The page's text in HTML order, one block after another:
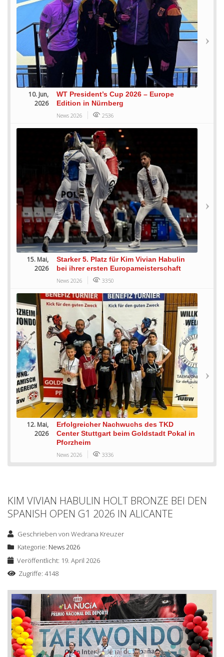
10. Jun,
2026
WT President’s Cup 2026 – Europe
Edition in Nürnberg
News 2026 2536
15. Mai,
2026
Starker 5. Platz für Kim Vivian Habulin
bei ihrer ersten Europameisterschaft
News 2026 3350
12. Mai,
2026
Erfolgreicher Nachwuchs des TKD
Center Stuttgart beim Goldstadt Pokal in
Pforzheim
News 2026 3336
KIM VIVIAN HABULIN HOLT BRONZE BEI DEN
SPANISH OPEN G1 2026 IN ALICANTE
Geschrieben vonWedrana Kreuzer
Kategorie: News 2026
Veröffentlicht: 19. April 2026
Zugriffe: 4148